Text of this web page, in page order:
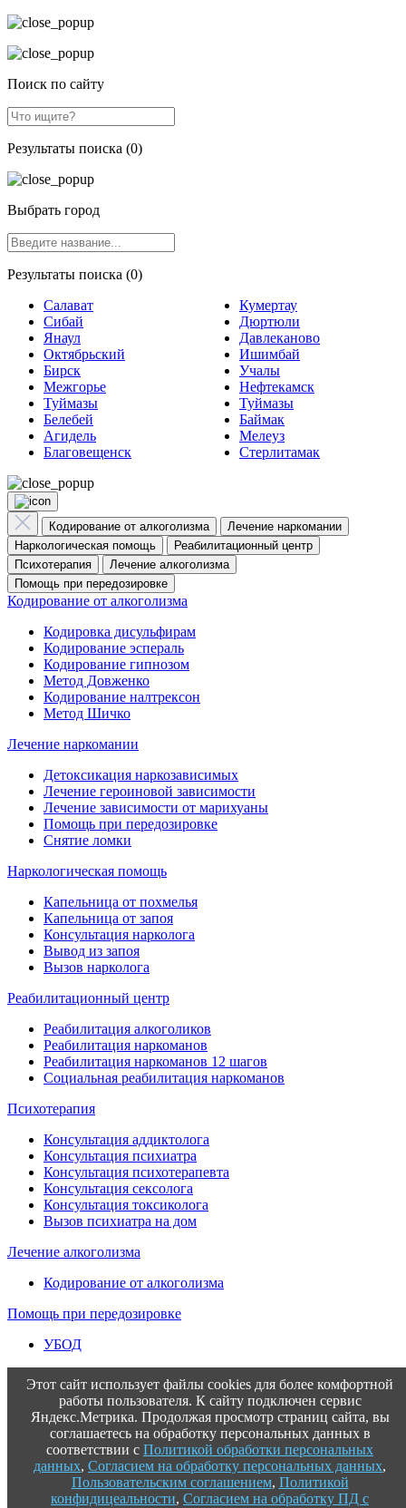
Поиск по сайту
Результаты поиска (0)
Выбрать город
Результаты поиска (0)
Салават
Кумертау
Сибай
Дюртюли
Янаул
Давлеканово
Октябрьский
Ишимбай
Бирск
Учалы
Межгорье
Нефтекамск
Туймазы
Туймазы
Белебей
Баймак
Агидель
Мелеуз
Благовещенск
Стерлитамак
Кодирование от алкоголизма
Лечение наркомании
Наркологическая помощь
Реабилитационный центр
Психотерапия
Лечение алкоголизма
Помощь при передозировке
Кодирование от алкоголизма
Кодировка дисульфирам
Кодирование эспераль
Кодирование гипнозом
Метод Довженко
Кодирование налтрексон
Метод Шичко
Лечение наркомании
Детоксикация наркозависимых
Лечение героиновой зависимости
Лечение зависимости от марихуаны
Помощь при передозировке
Снятие ломки
Наркологическая помощь
Капельница от похмелья
Капельница от запоя
Консультация нарколога
Вывод из запоя
Вызов нарколога
Реабилитационный центр
Реабилитация алкоголиков
Реабилитация наркоманов
Реабилитация наркоманов 12 шагов
Социальная реабилитация наркоманов
Психотерапия
Консультация аддиктолога
Консультация психиатра
Консультация психотерапевта
Консультация сексолога
Консультация токсиколога
Вызов психиатра на дом
Лечение алкоголизма
Кодирование от алкоголизма
Помощь при передозировке
УБОД
Этот сайт использует файлы cookies для более комфортной
работы пользователя. К сайту подключен сервис
Яндекс.Метрика. Продолжая просмотр страниц сайта, вы
соглашаетесь на обработку персональных данных в
соответствии с Политикой обработки персональных
данных, Согласием на обработку персональных данных,
Пользовательским соглашением, Политикой
конфидицеальности, Согласием на обработку ПД с